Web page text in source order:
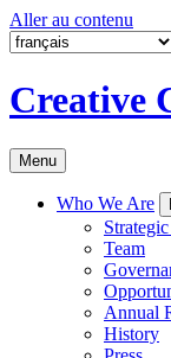
Aller au contenu
Creative
Menu
Who We Are
Team
Annual
History